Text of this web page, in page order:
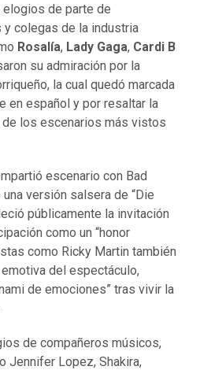
de parte de
colegas de la industria
Rosalía, Lady Gaga, Cardi B
su admiración por la
la cual quedó marcada
en español y por resaltar la
de los escenarios más vistos
escenario con Bad
versión salsera de “Die
públicamente la invitación
como un “honor
como Ricky Martin también
del espectáculo,
de emociones” tras vivir la
de compañeros músicos,
Jennifer Lopez, Shakira,